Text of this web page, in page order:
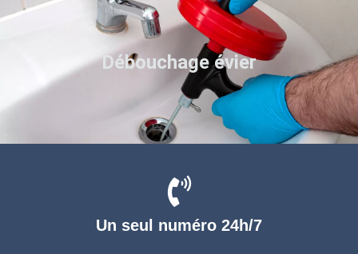
Un seul numéro 24h/7
Débouchage évier